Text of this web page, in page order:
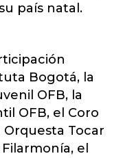
país natal.
Bogotá, la
OFB, la
OFB, el Coro
Orquesta Tocar
el